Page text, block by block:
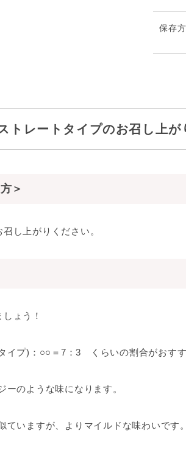
保存
トレートタイプのお召し上が
＞
し上がりください。
ょう！
イプ)：○○＝7：3 くらいの割合がおす
のような味になります。
いますが、よりマイルドな味わいです